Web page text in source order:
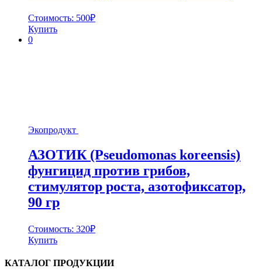
Стоимость: 500₽
Купить
0
Экопродукт
АЗОТИК (Pseudomonas koreensis)
фунгицид против грибов,
стимулятор роста, азотофиксатор,
90 гр
Стоимость: 320₽
Купить
КАТАЛОГ ПРОДУКЦИИ